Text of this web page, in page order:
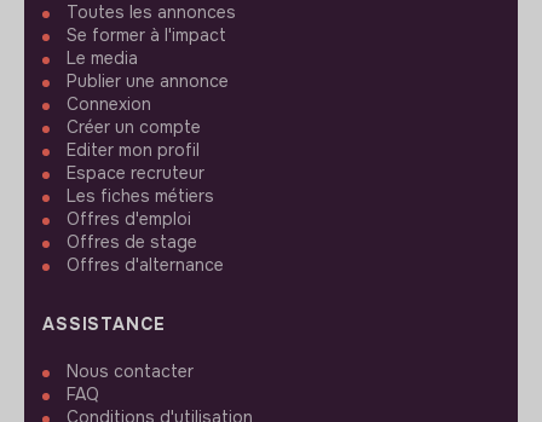
Toutes les annonces
Se former à l'impact
Le media
Publier une annonce
Connexion
Créer un compte
Editer mon profil
Espace recruteur
Les fiches métiers
Offres d'emploi
Offres de stage
Offres d'alternance
ASSISTANCE
Nous contacter
FAQ
Conditions d'utilisation